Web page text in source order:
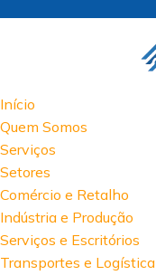
Início
Quem Somos
Serviços
Setores
Comércio e Retalho
Indústria e Produção
Serviços e Escritórios
Transportes e Logística